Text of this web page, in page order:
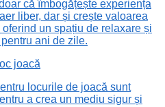
că îmbogățește experiența
liber, dar și crește valoarea
oferind un spațiu de relaxare și
ani de zile.
joacă
locurile de joacă sunt
a crea un mediu sigur și